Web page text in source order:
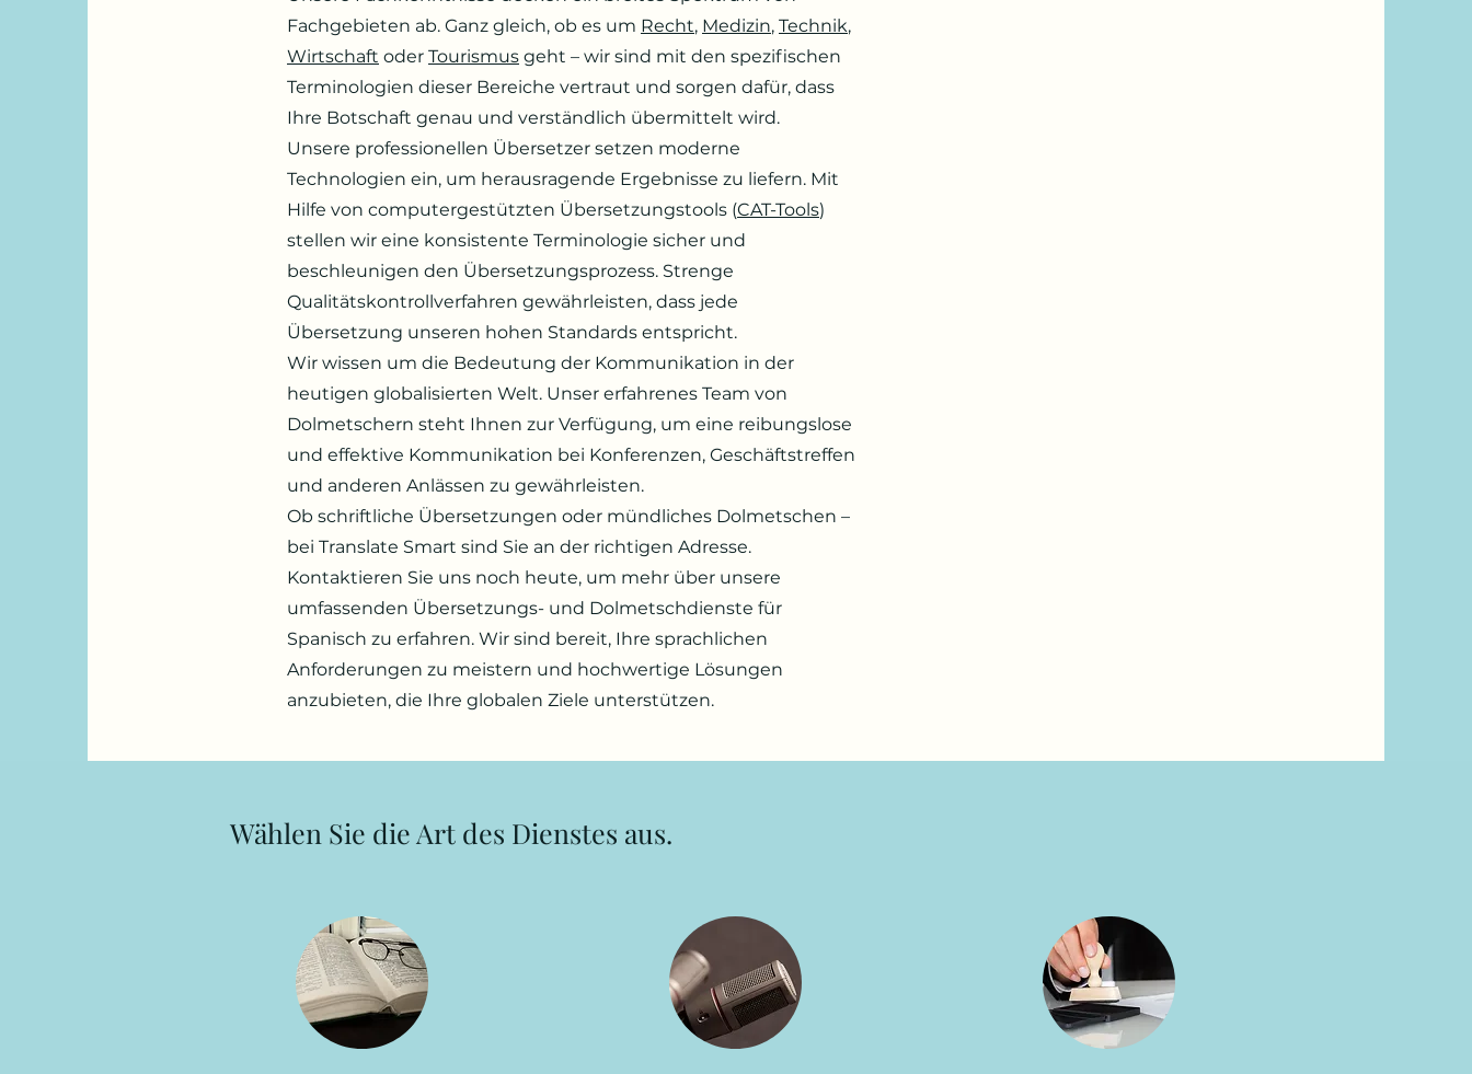
Fachgebieten ab. Ganz gleich, ob es um Recht, Medizin, Technik,
Wirtschaft oder Tourismus geht – wir sind mit den spezifischen
Terminologien dieser Bereiche vertraut und sorgen dafür, dass
Ihre Botschaft genau und verständlich übermittelt wird.
Unsere professionellen Übersetzer setzen moderne
Technologien ein, um herausragende Ergebnisse zu liefern. Mit
Hilfe von computergestützten Übersetzungstools (CAT-Tools)
stellen wir eine konsistente Terminologie sicher und
beschleunigen den Übersetzungsprozess. Strenge
Qualitätskontrollverfahren gewährleisten, dass jede
Übersetzung unseren hohen Standards entspricht.
Wir wissen um die Bedeutung der Kommunikation in der
heutigen globalisierten Welt. Unser erfahrenes Team von
Dolmetschern steht Ihnen zur Verfügung, um eine reibungslose
und effektive Kommunikation bei Konferenzen, Geschäftstreffen
und anderen Anlässen zu gewährleisten.
Ob schriftliche Übersetzungen oder mündliches Dolmetschen –
bei Translate Smart sind Sie an der richtigen Adresse.
Kontaktieren Sie uns noch heute, um mehr über unsere
umfassenden Übersetzungs- und Dolmetschdienste für
Spanisch zu erfahren. Wir sind bereit, Ihre sprachlichen
Anforderungen zu meistern und hochwertige Lösungen
anzubieten, die Ihre globalen Ziele unterstützen.
Wählen Sie die Art des Dienstes aus.